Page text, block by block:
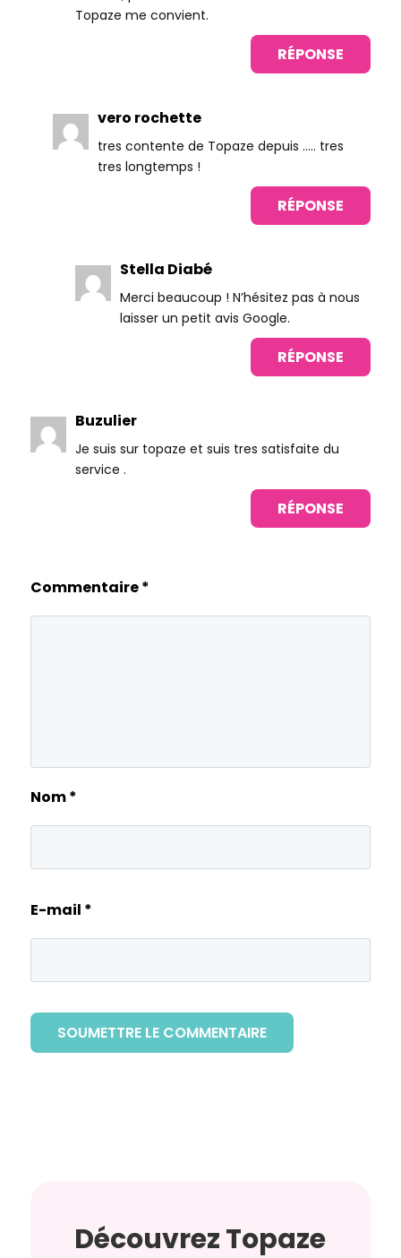
Topaze me convient.
RÉPONSE
vero rochette
tres contente de Topaze depuis ….. tres
tres longtemps !
RÉPONSE
Stella Diabé
Merci beaucoup ! N’hésitez pas à nous
laisser un petit avis Google.
RÉPONSE
Buzulier
Je suis sur topaze et suis tres satisfaite du
service .
RÉPONSE
Commentaire*
Nom*
E-mail *
SOUMETTRE LE COMMENTAIRE
Découvrez Topaze